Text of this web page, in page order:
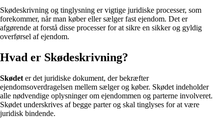
Skødeskrivning og tinglysning er vigtige juridiske processer, som
forekommer, når man køber eller sælger fast ejendom. Det er
afgørende at forstå disse processer for at sikre en sikker og gyldig
overførsel af ejendom.
Hvad er Skødeskrivning?
Skødet er det juridiske dokument, der bekræfter
ejendomsoverdragelsen mellem sælger og køber. Skødet indeholder
alle nødvendige oplysninger om ejendommen og parterne involveret.
Skødet underskrives af begge parter og skal tinglyses for at være
juridisk bindende.